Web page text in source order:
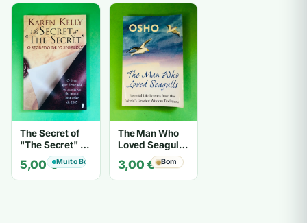
The Secret of
"The Secret" O
Segredo de "O
Segredo" -
Karen Kelly
5,00€Muito Bom
The Man Who
Loved Seagulls
3,00€ Bom